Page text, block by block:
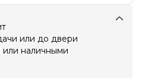
или до двери
наличными